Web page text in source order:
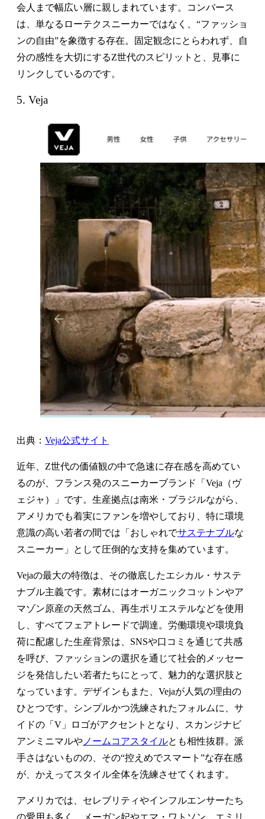
会人まで幅広い層に親しまれています。コンバース
は、単なるローテクスニーカーではなく、“ファッショ
ンの自由”を象徴する存在。固定観念にとらわれず、自
分の感性を大切にするZ世代のスピリットと、見事に
リンクしているのです。
5. Veja
出典： Veja公式サイト
近年、Z世代の価値観の中で急速に存在感を高めてい
るのが、フランス発のスニーカーブランド「Veja（ヴ
ェジャ）」です。生産拠点は南米・ブラジルながら、
アメリカでも着実にファンを増やしており、特に環境
意識の高い若者の間では「おしゃれでサステナブルな
スニーカー」として圧倒的な支持を集めています。
Vejaの最大の特徴は、その徹底したエシカル・サステ
ナブル主義です。素材にはオーガニックコットンやア
マゾン原産の天然ゴム、再生ポリエステルなどを使用
し、すべてフェアトレードで調達。労働環境や環境負
荷に配慮した生産背景は、SNSや口コミを通じて共感
を呼び、ファッションの選択を通じて社会的メッセー
ジを発信したい若者たちにとって、魅力的な選択肢と
なっています。デザインもまた、Vejaが人気の理由の
ひとつです。シンプルかつ洗練されたフォルムに、サ
イドの「V」ロゴがアクセントとなり、スカンジナビ
アンミニマルや ノームコアスタイルとも相性抜群。派
手さはないものの、その“控えめでスマート”な存在感
が、かえってスタイル全体を洗練させてくれます。
アメリカでは、セレブリティやインフルエンサーたち
の愛用も多く、メーガン妃やエマ・ワトソン、エミリ